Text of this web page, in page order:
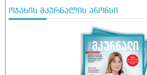
ოჯახის მკურნალის ანონსი